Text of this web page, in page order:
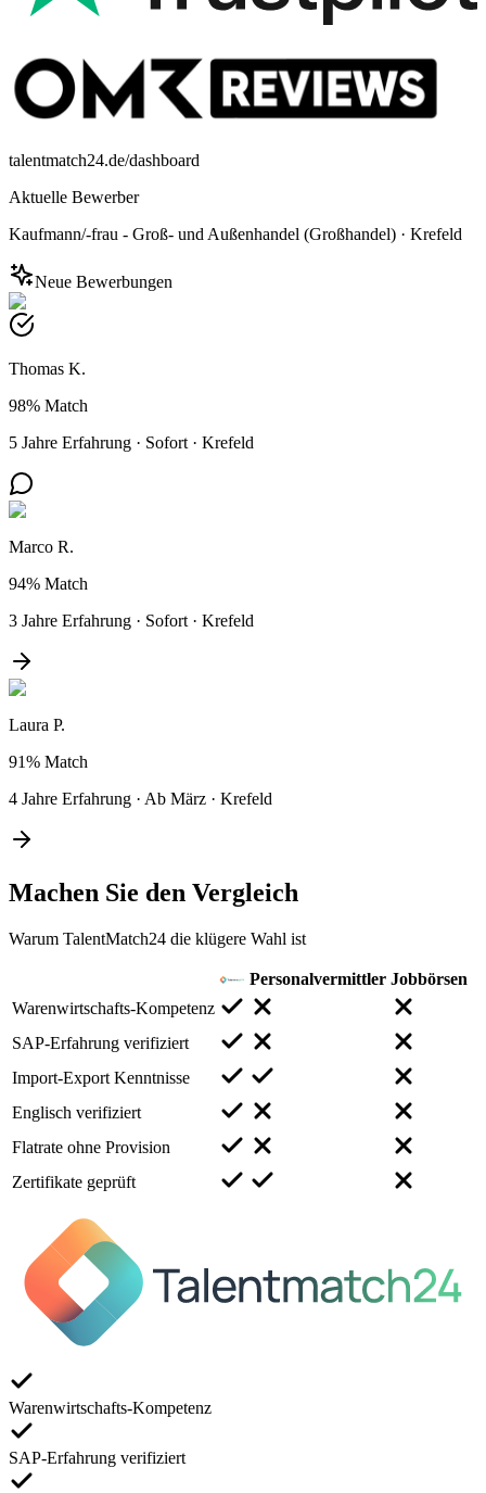
talentmatch24.de/dashboard
Aktuelle Bewerber
Kaufmann/-frau - Groß- und Außenhandel (Großhandel) · Krefeld
Neue Bewerbungen
Thomas K.
98% Match
5 Jahre Erfahrung · Sofort · Krefeld
Marco R.
94% Match
3 Jahre Erfahrung · Sofort · Krefeld
Laura P.
91% Match
4 Jahre Erfahrung · Ab März · Krefeld
Machen Sie den Vergleich
Warum TalentMatch24 die klügere Wahl ist
Personalvermittler Jobbörsen
Warenwirtschafts-Kompetenz
SAP-Erfahrung verifiziert
Import-Export Kenntnisse
Englisch verifiziert
Flatrate ohne Provision
Zertifikate geprüft
Warenwirtschafts-Kompetenz
SAP-Erfahrung verifiziert